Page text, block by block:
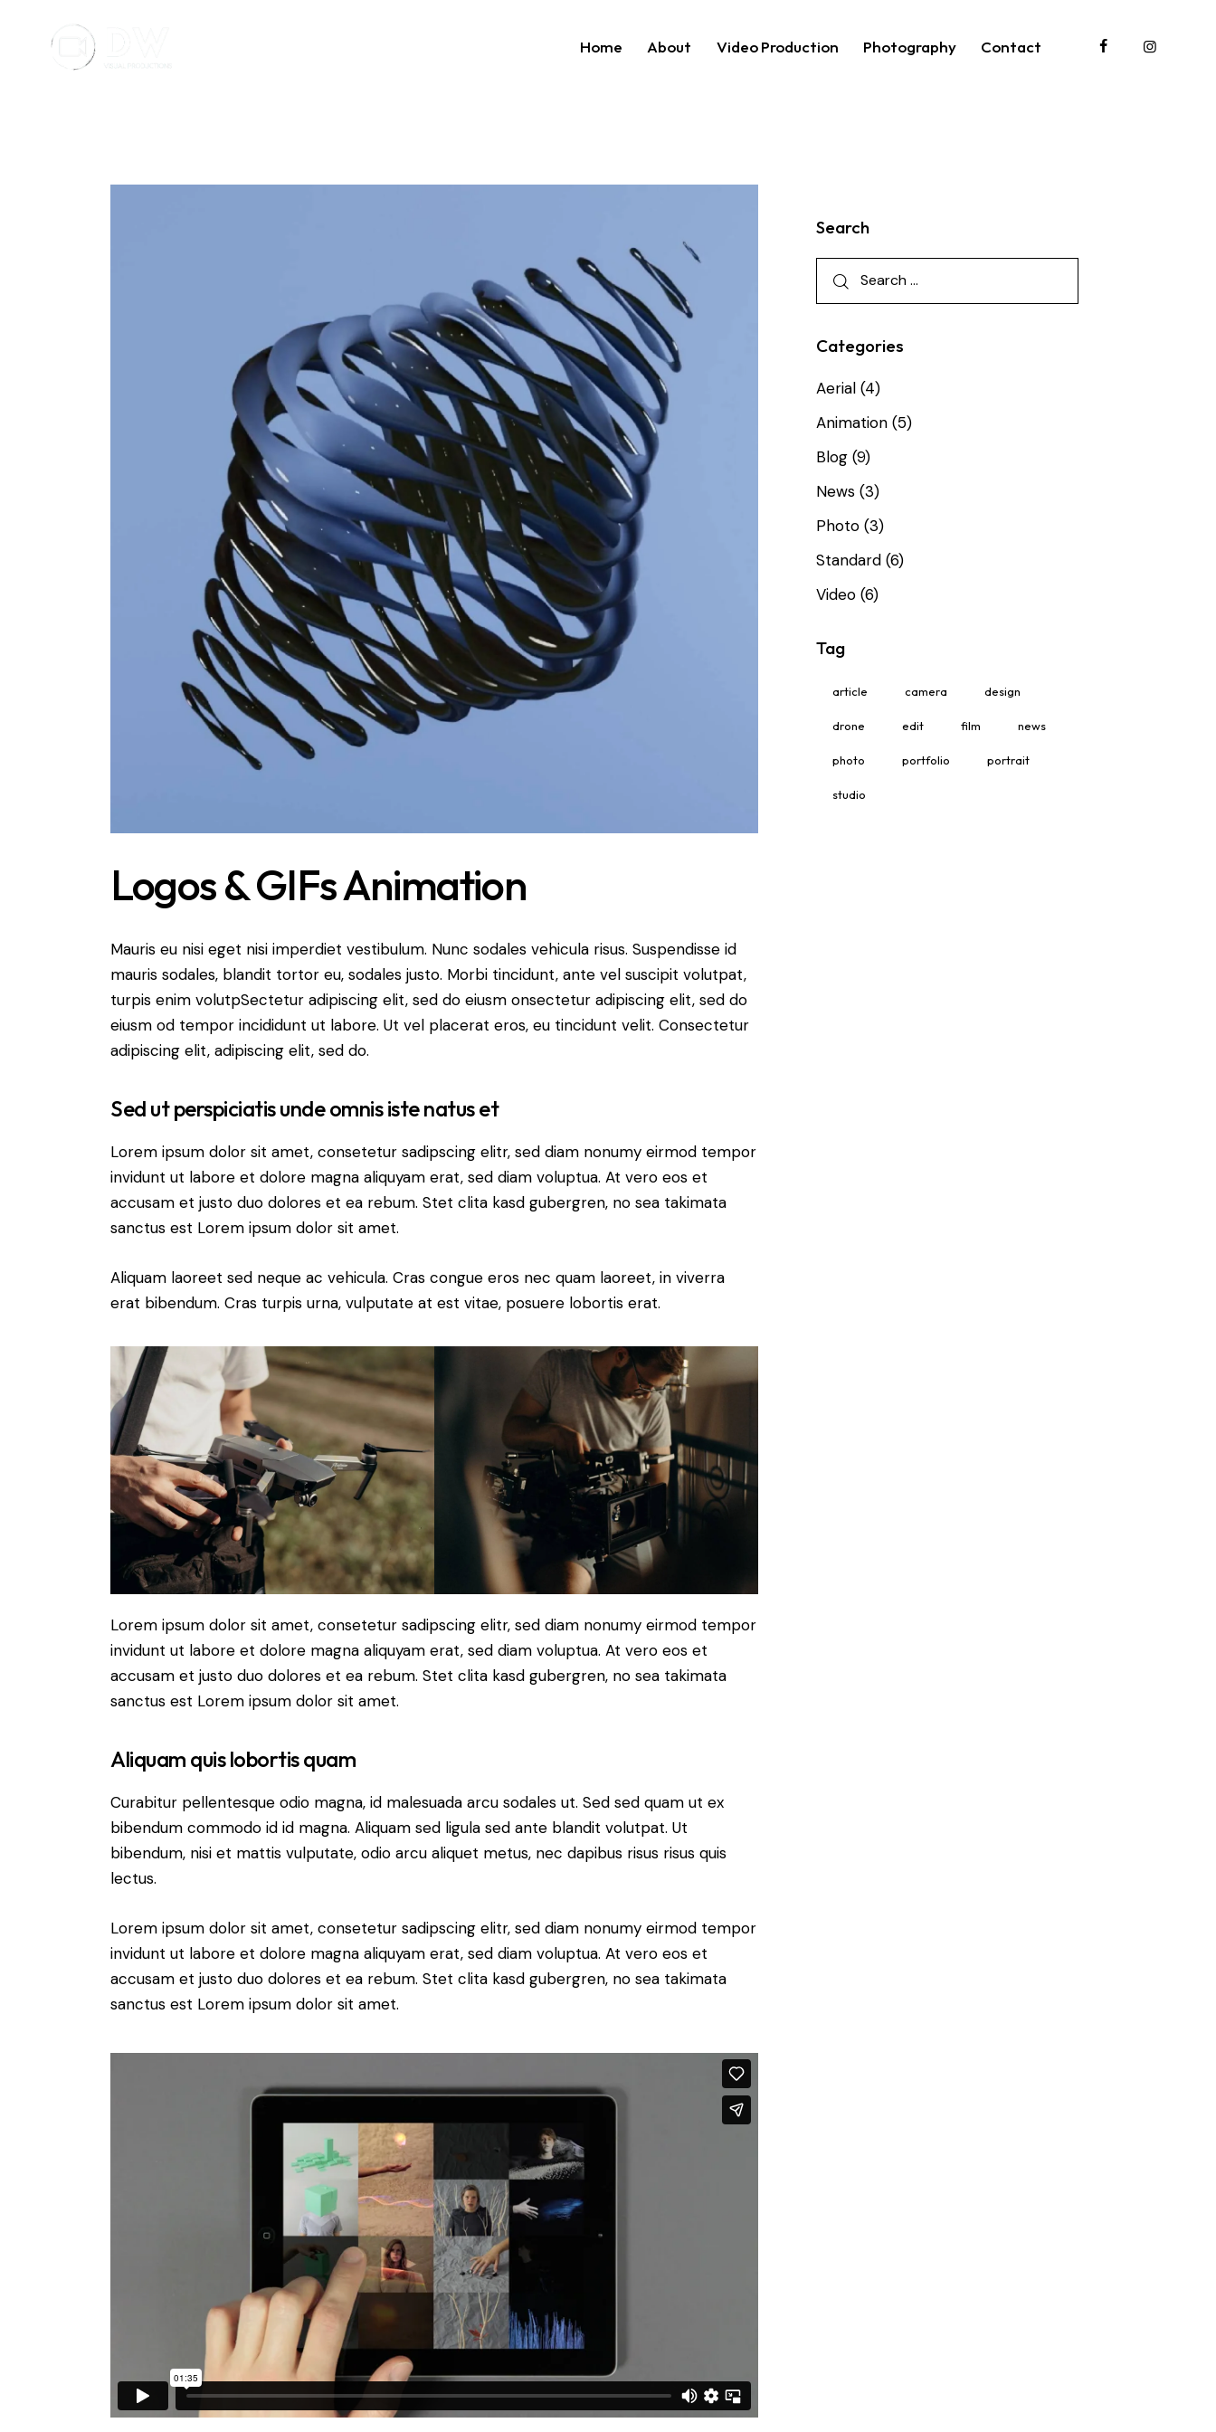
Home About Video Production Photography Contact
Logos & GIFs Animation
Mauris eu nisi eget nisi imperdiet vestibulum. Nunc sodales vehicula risus. Suspendisse id
mauris sodales, blandit tortor eu, sodales justo. Morbi tincidunt, ante vel suscipit volutpat,
turpis enim volutpSectetur adipiscing elit, sed do eiusm onsectetur adipiscing elit, sed do
eiusm od tempor incididunt ut labore. Ut vel placerat eros, eu tincidunt velit. Consectetur
adipiscing elit, adipiscing elit, sed do.
Sed ut perspiciatis unde omnis iste natus et
Lorem ipsum dolor sit amet, consetetur sadipscing elitr, sed diam nonumy eirmod tempor
invidunt ut labore et dolore magna aliquyam erat, sed diam voluptua. At vero eos et
accusam et justo duo dolores et ea rebum. Stet clita kasd gubergren, no sea takimata
sanctus est Lorem ipsum dolor sit amet.
Aliquam laoreet sed neque ac vehicula. Cras congue eros nec quam laoreet, in viverra
erat bibendum. Cras turpis urna, vulputate at est vitae, posuere lobortis erat.
Lorem ipsum dolor sit amet, consetetur sadipscing elitr, sed diam nonumy eirmod tempor
invidunt ut labore et dolore magna aliquyam erat, sed diam voluptua. At vero eos et
accusam et justo duo dolores et ea rebum. Stet clita kasd gubergren, no sea takimata
sanctus est Lorem ipsum dolor sit amet.
Aliquam quis lobortis quam
Curabitur pellentesque odio magna, id malesuada arcu sodales ut. Sed sed quam ut ex
bibendum commodo id id magna. Aliquam sed ligula sed ante blandit volutpat. Ut
bibendum, nisi et mattis vulputate, odio arcu aliquet metus, nec dapibus risus risus quis
lectus.
Lorem ipsum dolor sit amet, consetetur sadipscing elitr, sed diam nonumy eirmod tempor
invidunt ut labore et dolore magna aliquyam erat, sed diam voluptua. At vero eos et
accusam et justo duo dolores et ea rebum. Stet clita kasd gubergren, no sea takimata
sanctus est Lorem ipsum dolor sit amet.
Search
Categories
Aerial (4)
Animation (5)
Blog (9)
News (3)
Photo (3)
Standard (6)
Video (6)
Tag
article camera design
drone edit film news
photo portfolio portrait
studio